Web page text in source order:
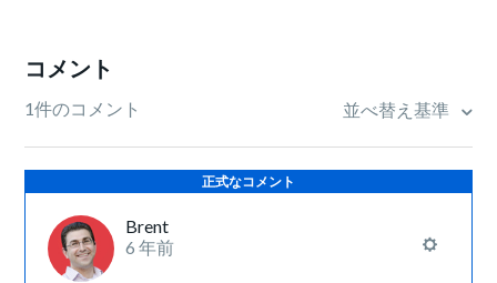
コメント
1件のコメント 並べ替え基準
正式なコメント
Brent
6 年前